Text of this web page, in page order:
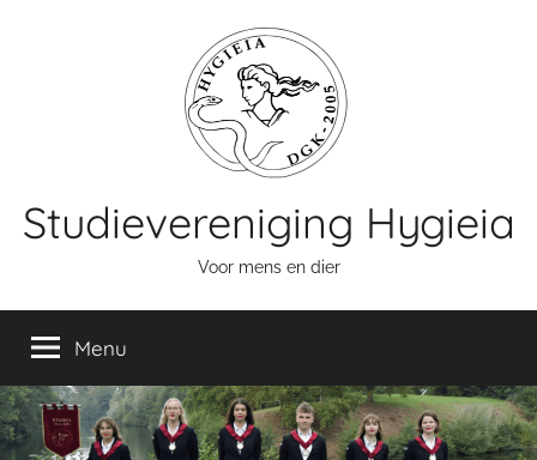
Studievereniging Hygieia
Voor mens en dier
Menu